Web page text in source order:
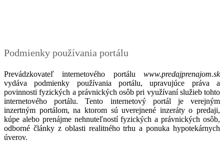
Podmienky používania portálu
Prevádzkovateľ internetového portálu www.predajprenajom.sk
vydáva podmienky používania portálu, upravujúce práva a
povinnosti fyzických a právnických osôb pri využívaní služieb tohto
internetového portálu. Tento internetový portál je verejným
inzertným portálom, na ktorom sú uverejnené inzeráty o predaji,
kúpe alebo prenájme nehnuteľností fyzických a právnických osôb,
odborné články z oblasti realitného trhu a ponuka hypotekárnych
úverov.